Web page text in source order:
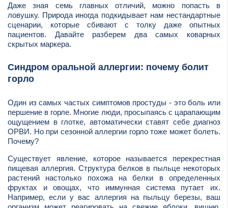
Даже зная семь главных отличий, можно попасть в
ловушку. Природа иногда подкидывает нам нестандартные
сценарии, которые сбивают с толку даже опытных
пациентов. Давайте разберем два самых коварных
скрытых маркера.
Синдром оральной аллергии: почему болит
горло
Один из самых частых симптомов простуды - это боль или
першение в горле. Многие люди, просыпаясь с царапающим
ощущением в глотке, автоматически ставят себе диагноз
ОРВИ. Но при сезонной аллергии горло тоже может болеть.
Почему?
Существует явление, которое называется перекрестная
пищевая аллергия. Структура белков в пыльце некоторых
растений настолько похожа на белки в определенных
фруктах и овощах, что иммунная система путает их.
Например, если у вас аллергия на пыльцу березы, ваш